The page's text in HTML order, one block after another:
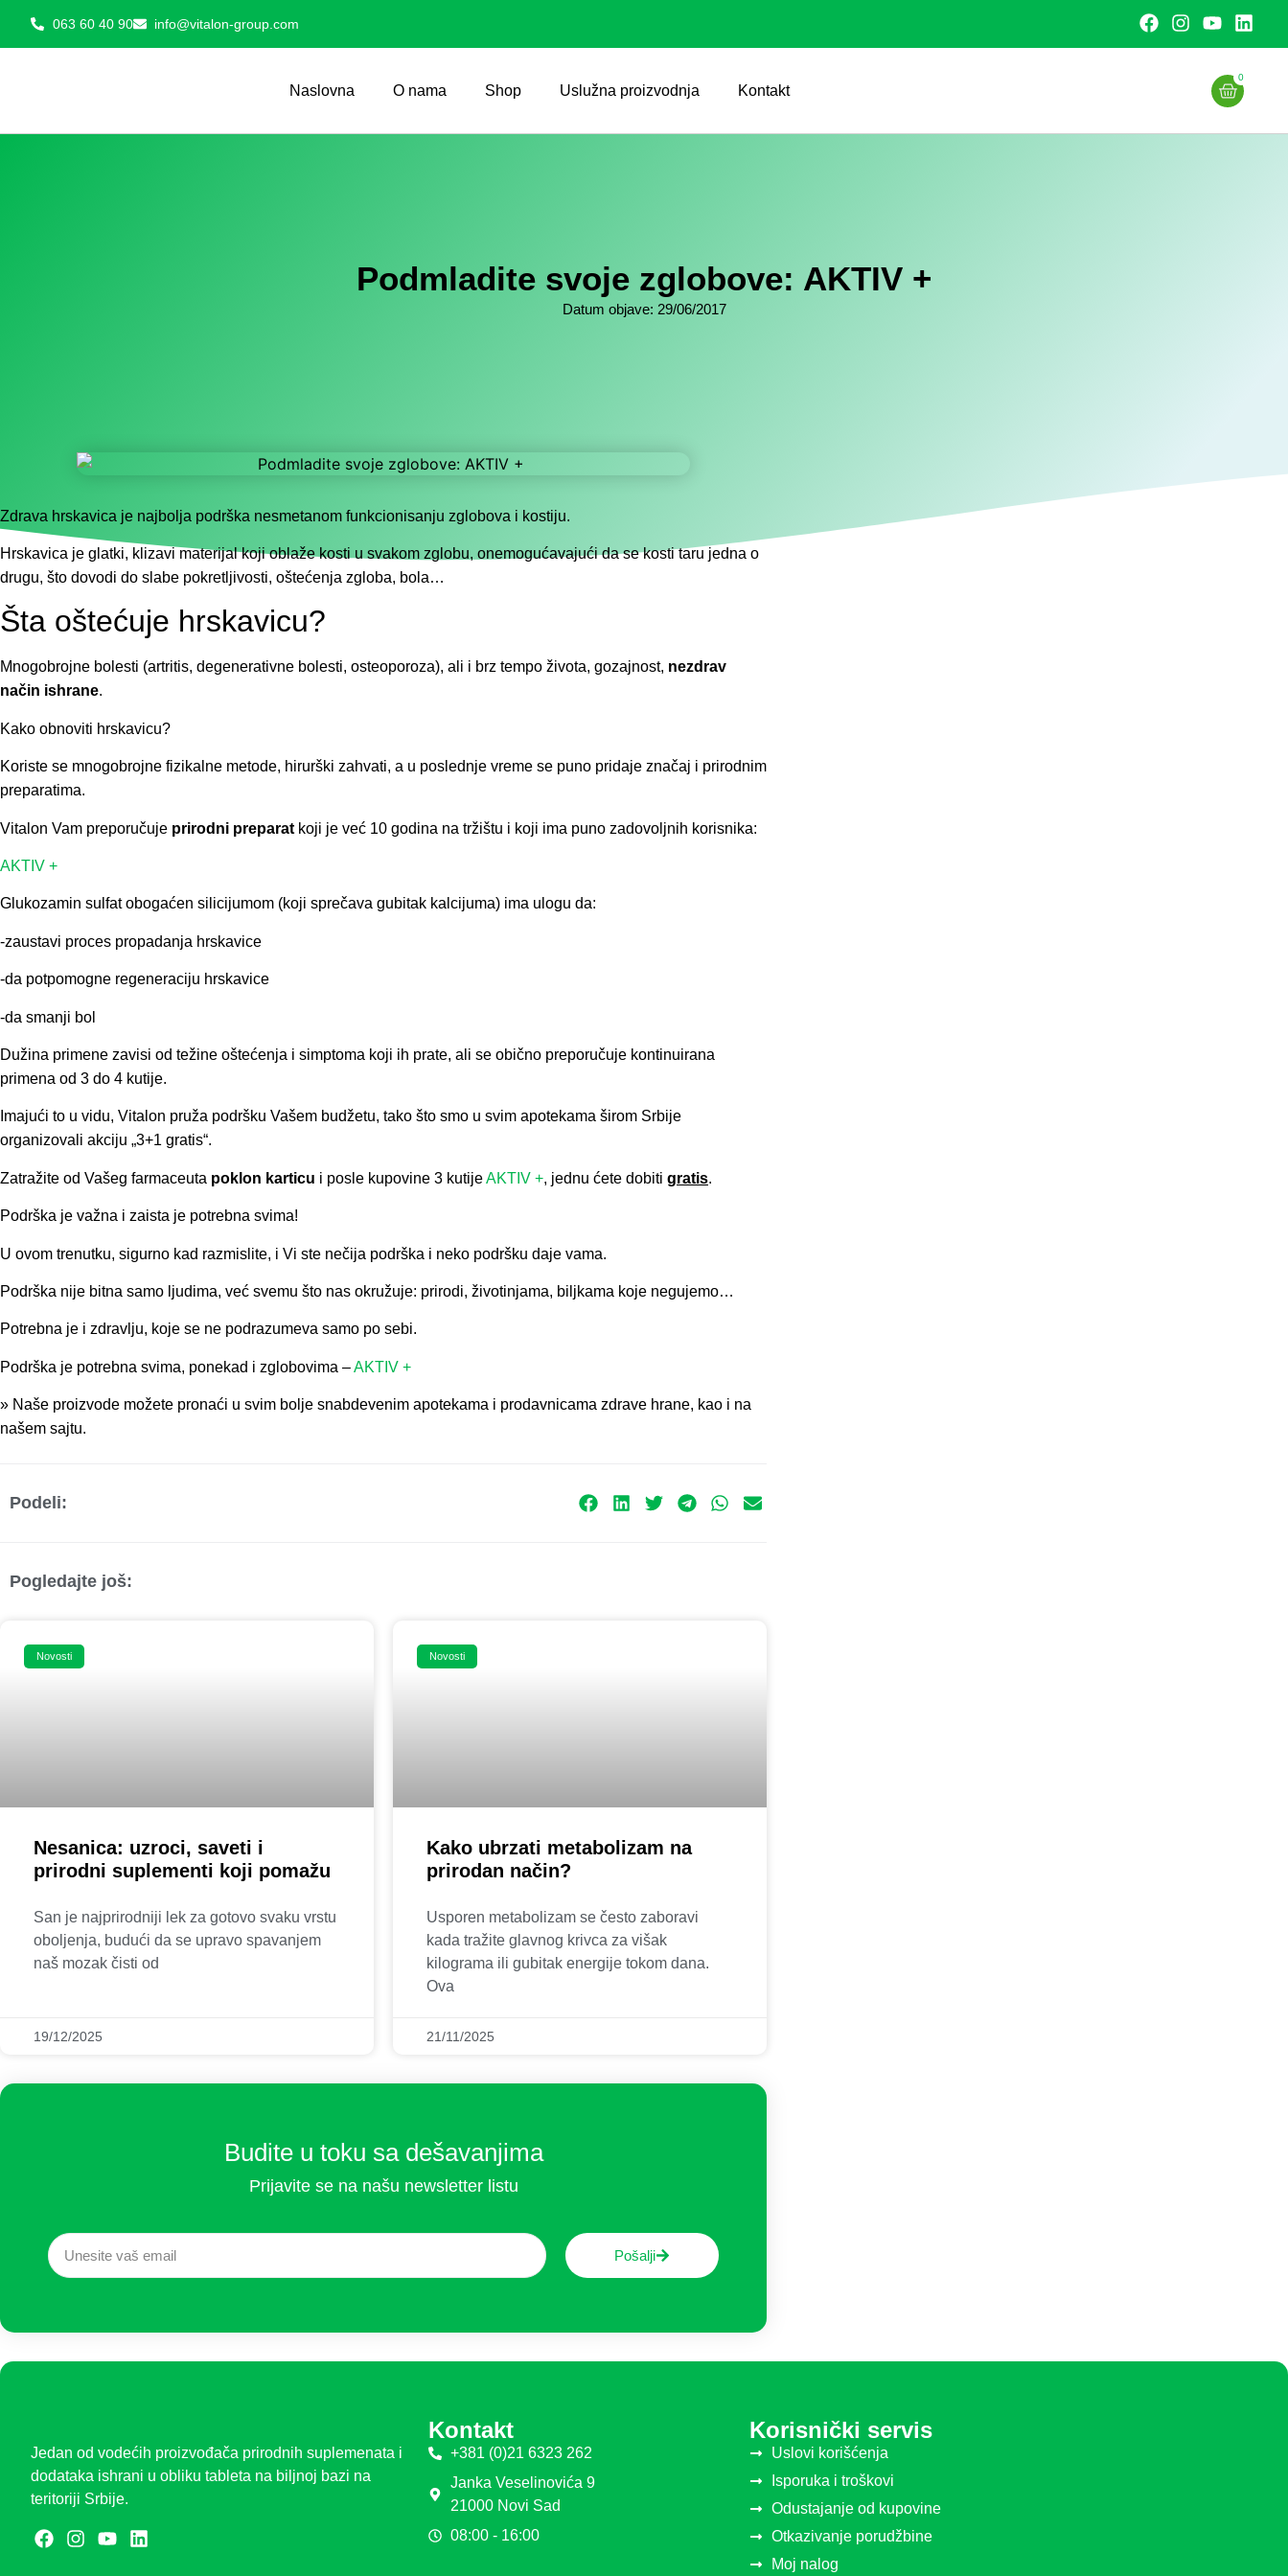
063 60 40 90 info@vitalon-group.com
Naslovna O nama Shop Uslužna proizvodnja Kontakt
0
Podmladite svoje zglobove: AKTIV +
Datum objave: 29/06/2017
Zdrava hrskavica je najbolja podrška nesmetanom funkcionisanju zglobova i kostiju.
Hrskavica je glatki, klizavi materijal koji oblaže kosti u svakom zglobu, onemogućavajući da se kosti taru jedna o
drugu, što dovodi do slabe pokretljivosti, oštećenja zgloba, bola…
Šta oštećuje hrskavicu?
Mnogobrojne bolesti (artritis, degenerativne bolesti, osteoporoza), ali i brz tempo života, gozajnost, nezdrav
način ishrane.
Kako obnoviti hrskavicu?
Koriste se mnogobrojne fizikalne metode, hirurški zahvati, a u poslednje vreme se puno pridaje značaj i prirodnim
preparatima.
Vitalon Vam preporučuje prirodni preparat koji je već 10 godina na tržištu i koji ima puno zadovoljnih korisnika:
AKTIV +
Glukozamin sulfat obogaćen silicijumom (koji sprečava gubitak kalcijuma) ima ulogu da:
-zaustavi proces propadanja hrskavice
-da potpomogne regeneraciju hrskavice
-da smanji bol
Dužina primene zavisi od težine oštećenja i simptoma koji ih prate, ali se obično preporučuje kontinuirana
primena od 3 do 4 kutije.
Imajući to u vidu, Vitalon pruža podršku Vašem budžetu, tako što smo u svim apotekama širom Srbije
organizovali akciju „3+1 gratis“.
Zatražite od Vašeg farmaceuta poklon karticu i posle kupovine 3 kutijeAKTIV +, jednu ćete dobiti gratis.
Podrška je važna i zaista je potrebna svima!
U ovom trenutku, sigurno kad razmislite, i Vi ste nečija podrška i neko podršku daje vama.
Podrška nije bitna samo ljudima, već svemu što nas okružuje: prirodi, životinjama, biljkama koje negujemo…
Potrebna je i zdravlju, koje se ne podrazumeva samo po sebi.
Podrška je potrebna svima, ponekad i zglobovima –AKTIV +
» Naše proizvode možete pronaći u svim bolje snabdevenim apotekama i prodavnicama zdrave hrane, kao i na
našem sajtu.
Podeli:
Pogledajte još:
Novosti
Nesanica: uzroci, saveti i
prirodni suplementi koji pomažu
San je najprirodniji lek za gotovo svaku vrstu
oboljenja, budući da se upravo spavanjem
naš mozak čisti od
19/12/2025
Novosti
Kako ubrzati metabolizam na
prirodan način?
Usporen metabolizam se često zaboravi
kada tražite glavnog krivca za višak
kilograma ili gubitak energije tokom dana.
Ova
21/11/2025
Budite u toku sa dešavanjima
Prijavite se na našu newsletter listu
Pošalji
Jedan od vodećih proizvođača prirodnih suplemenata i
dodataka ishrani u obliku tableta na biljnoj bazi na
teritoriji Srbije.
Kontakt
+381 (0)21 6323 262
Janka Veselinovića 9
21000 Novi Sad
08:00 - 16:00
Korisnički servis
Uslovi korišćenja
Isporuka i troškovi
Odustajanje od kupovine
Otkazivanje porudžbine
Moj nalog